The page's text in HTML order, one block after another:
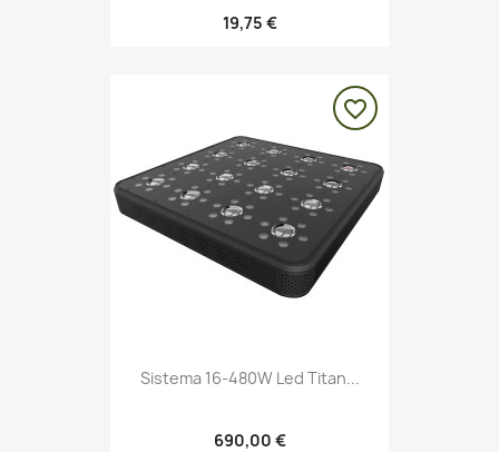
19,75 €
Sistema 16-480W Led Titan...
690,00 €
favorite_border